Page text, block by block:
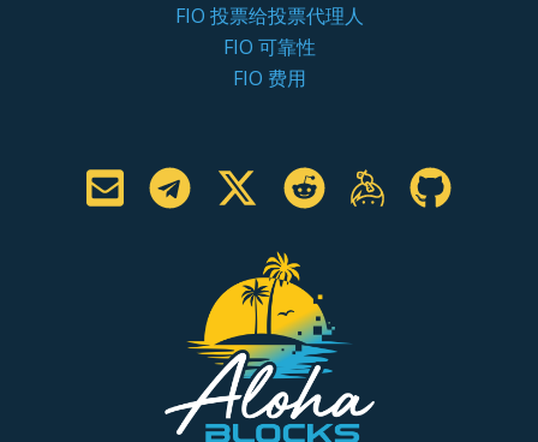
FIO 投票给投票代理人
FIO 可靠性
FIO 费用